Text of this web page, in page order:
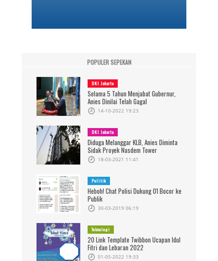
POPULER SEPEKAN
DKI Jakarta
Selama 5 Tahun Menjabat Gubernur,
Anies Dinilai Telah Gagal
14-10-2022 19:23
DKI Jakarta
Diduga Melanggar KLB, Anies Diminta
Sidak Proyek Nasdem Tower
18-03-2021 11:41
Politik
Heboh! Chat Polisi Dukung 01 Bocor ke
Publik
30-03-2019 06:19
Teknologi
20 Link Template Twibbon Ucapan Idul
Fitri dan Lebaran 2022
01-05-2022 19:33